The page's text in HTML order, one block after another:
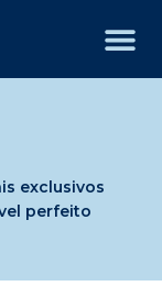
exclusivos
perfeito